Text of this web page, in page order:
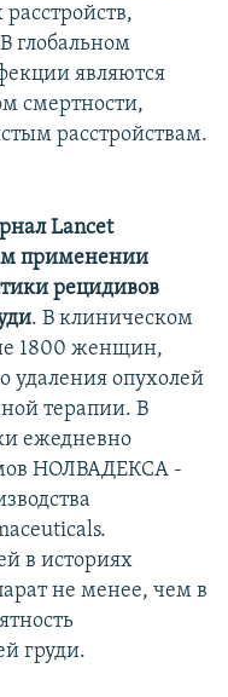
глобальном
являются
смертности,
расстройствам.
Lancet
применении
рецидивов
. В клиническом
1800 женщин,
удаления опухолей
терапии. В
ежедневно
НОЛВАДЕКСА -
в историях
не менее, чем в
груди.